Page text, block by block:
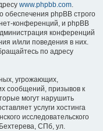
www.phpbb.com.
обеспечения phpBB строго
конференций, и phpBB
конференций
и/или поведения в них.
по адресу
угрожающих,
сообщений, призывов к
могут нарушить
услуги хостинга
исследовательского
СПб, ул.